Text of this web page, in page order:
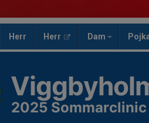
Herr Herr Dam
2025